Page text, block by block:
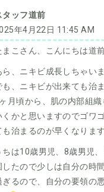
タッフ道前
年4月22日 11:45 AM
まこさん、こんにちは道
ら、ニキビ成長しちゃい
も、ニキビが出来ても治
月頃から、肌の内部組
くかと思いますのでゴワ
も治まるのが早くなります
ちは10歳男児、8歳男児
したので少しは自分の時
ぎるので、自分の要領の